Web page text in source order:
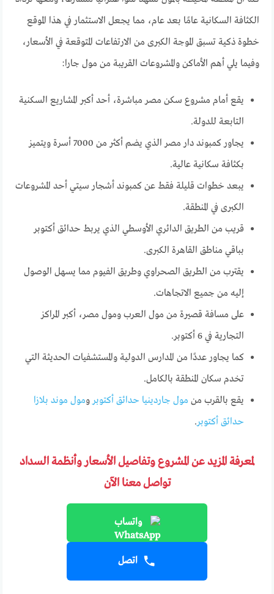
الكثافة السكانية عامًا بعد عام، مما يجعل الاستثمار في هذا الموقع
خطوة ذكية تسبق الموجة الكبرى من الارتفاعات المتوقعة في الأسعار،
وفيما يلي أهم الأماكن والمشروعات القريبة من مول جارا:
يقع أمام مشروع سكن مصر مباشرة، أحد أكبر المشاريع السكنية
التابعة للدولة.
يجاور كمبوند دار مصر الذي يضم أكثر من 7000 أسرة ويتميز
بكثافة سكانية عالية.
يبعد خطوات قليلة فقط عن كمبوند أشجار سيتي أحد المشروعات
الكبرى في المنطقة.
قريب من الطريق الدائري الأوسطي الذي يربط حدائق أكتوبر
بباقي مناطق القاهرة الكبرى.
يقترب من الطريق الصحراوي وطريق الفيوم مما يسهل الوصول
إليه من جميع الاتجاهات.
على مسافة قصيرة من مول العرب ومول مصر، أكبر المراكز
التجارية في 6 أكتوبر.
كما يجاور عددًا من المدارس الدولية والمستشفيات الحديثة التي
تخدم سكان المنطقة بالكامل.
يقع بالقرب من مول جاردينيا حدائق أكتوبر ومول موند بلازا
حدائق أكتوبر.
لمعرفة المزيد عن المشروع وتفاصيل الأسعار وأنظمة السداد
تواصل معنا الآن
واتساب
اتصل